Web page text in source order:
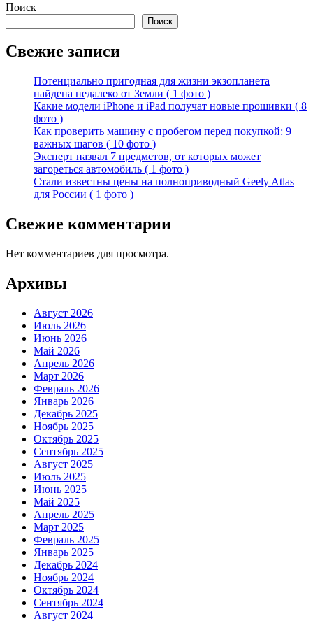
Поиск
Поиск
Свежие записи
Потенциально пригодная для жизни экзопланета
найдена недалеко от Земли ( 1 фото )
Какие модели iPhone и iPad получат новые прошивки ( 8
фото )
Как проверить машину с пробегом перед покупкой: 9
важных шагов ( 10 фото )
Эксперт назвал 7 предметов, от которых может
загореться автомобиль ( 1 фото )
Стали известны цены на полноприводный Geely Atlas
для России ( 1 фото )
Свежие комментарии
Нет комментариев для просмотра.
Архивы
Август 2026
Июль 2026
Июнь 2026
Май 2026
Апрель 2026
Март 2026
Февраль 2026
Январь 2026
Декабрь 2025
Ноябрь 2025
Октябрь 2025
Сентябрь 2025
Август 2025
Июль 2025
Июнь 2025
Май 2025
Апрель 2025
Март 2025
Февраль 2025
Январь 2025
Декабрь 2024
Ноябрь 2024
Октябрь 2024
Сентябрь 2024
Август 2024